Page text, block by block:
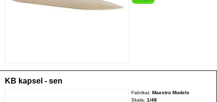
KB kapsel - sen
Fabrikat:Maestro Models
Skala:1/48